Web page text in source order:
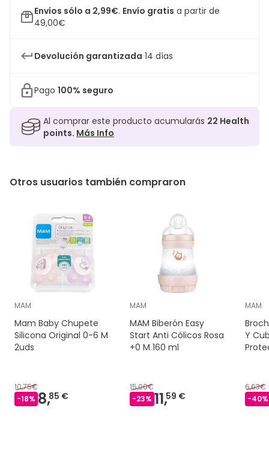
Envíos sólo a 2,99€. Envío gratis a partir de
49,00€
Devolución garantizada 14 días
Pago 100% seguro
Al comprar este producto acumularás 22 Health
points. Más Info
Otros usuarios también compraron
MAM
Mam Baby Chupete
Silicona Original 0-6 M
2uds
10,75€
-18% 8,85 €
MAM
MAM Biberón Easy
Start Anti Cólicos Rosa
+0 M 160 ml
15,00€
-23% 11,59 €
MAM
Y
6,63€
-40%